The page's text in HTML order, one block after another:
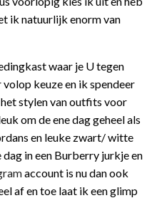
ik natuurlijk enorm van
waar je U tegen
keuze en ik spendeer
stylen van outfits voor
om de ene dag geheel als
en leuke zwart/ witte
dag in een Burberry jurkje en
account is nu dan ook
af en toe laat ik een glimp